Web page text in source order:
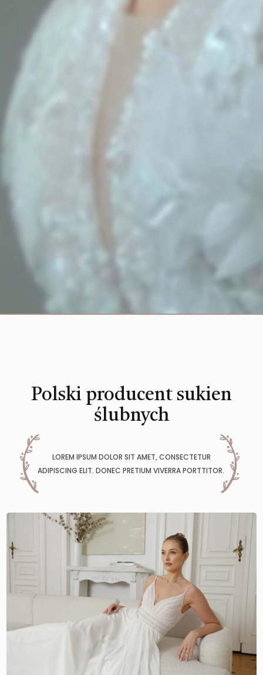
Polski producent sukien
ślubnych
LOREM IPSUM DOLOR SIT AMET, CONSECTETUR
ADIPISCING ELIT. DONEC PRETIUM VIVERRA PORTTITOR.